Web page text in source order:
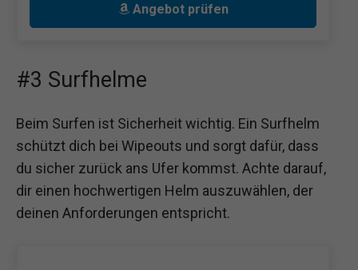
Angebot prüfen
#3 Surfhelme
Beim Surfen ist Sicherheit wichtig. Ein Surfhelm
schützt dich bei Wipeouts und sorgt dafür, dass
du sicher zurück ans Ufer kommst. Achte darauf,
dir einen hochwertigen Helm auszuwählen, der
deinen Anforderungen entspricht.